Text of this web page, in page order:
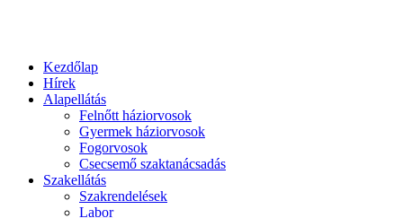
Kezdőlap
Hírek
Alapellátás
Felnőtt háziorvosok
Gyermek háziorvosok
Fogorvosok
Csecsemő szaktanácsadás
Szakellátás
Szakrendelések
Labor